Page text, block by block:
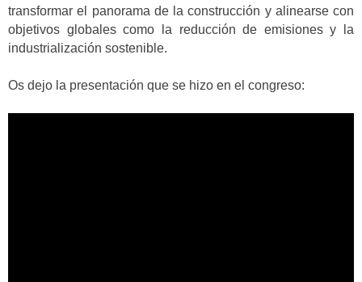
transformar el panorama de la construcción y alinearse con
objetivos globales como la reducción de emisiones y la
industrialización sostenible.
Os dejo la presentación que se hizo en el congreso: